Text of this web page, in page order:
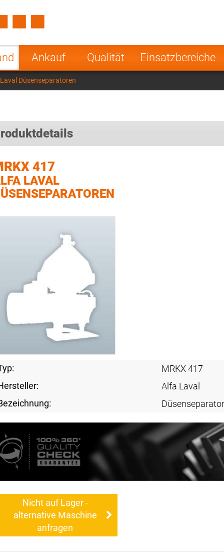
Ankauf Qualität Einsatzbereiche
Poland
Norway
India
Düsenseparatoren
417
LAVAL
MRKX 417
Alfa Laval
Nicht auf Lager -
alternative Maschine
anfragen